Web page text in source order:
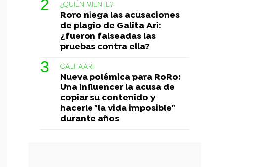
¿QUIÉN MIENTE?
Roro niega las acusaciones
de plagio de Galita Ari:
¿fueron falseadas las
pruebas contra ella?
GALITAARI
Nueva polémica para RoRo:
Una influencer la acusa de
copiar su contenido y
hacerle "la vida imposible"
durante años